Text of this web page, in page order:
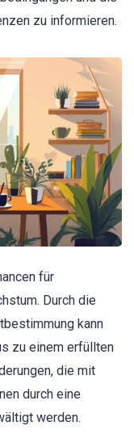
zu informieren.
für
Durch die
kann
zu einem erfüllten
die mit
durch eine
werden.